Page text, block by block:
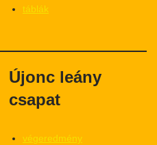
táblák
Újonc leány
csapat
végeredmény